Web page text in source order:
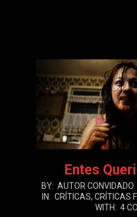
Entes
2014-
11-
BY: AUTOR CONVIDADO
IN: CRÍTICAS, CRÍTICAS
WITH: 4